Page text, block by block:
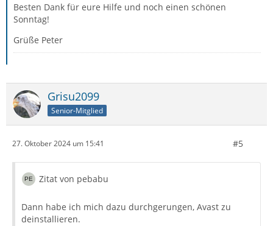
Besten Dank für eure Hilfe und noch einen schönen
Sonntag!
Grüße Peter
Grisu2099
Senior-Mitglied
27. Oktober 2024 um 15:41 #5
Zitat von pebabu
Dann habe ich mich dazu durchgerungen, Avast zu
deinstallieren.